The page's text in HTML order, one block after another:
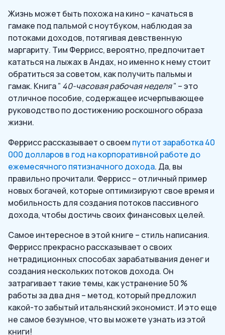
Жизнь может быть похожа на кино – качаться в
гамаке под пальмой с ноутбуком, наблюдая за
потоками доходов, потягивая девственную
маргариту. Тим Феррисс, вероятно, предпочитает
кататься на лыжах в Андах, но именно к нему стоит
обратиться за советом, как получить пальмы и
гамак. Книга ” 40-часовая рабочая неделя” – это
отличное пособие, содержащее исчерпывающее
руководство по достижению роскошного образа
жизни.
Феррисс рассказывает о своем пути от заработка 40
000 долларов в год на корпоративной работе до
ежемесячного пятизначного дохода. Да, вы
правильно прочитали. Феррисс – отличный пример
новых богачей, которые оптимизируют свое время и
мобильность для создания потоков пассивного
дохода, чтобы достичь своих финансовых целей.
Самое интересное в этой книге – стиль написания.
Феррисс прекрасно рассказывает о своих
нетрадиционных способах зарабатывания денег и
создания нескольких потоков дохода. Он
затрагивает такие темы, как устранение 50 %
работы за два дня – метод, который предложил
какой-то забытый итальянский экономист. И это еще
не самое безумное, что вы можете узнать из этой
книги!